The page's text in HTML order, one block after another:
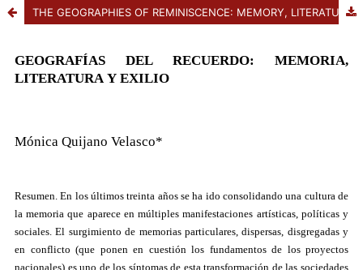
THE GEOGRAPHIES OF REMINISCENCE: MEMORY, LITERATURE, AND EXILE